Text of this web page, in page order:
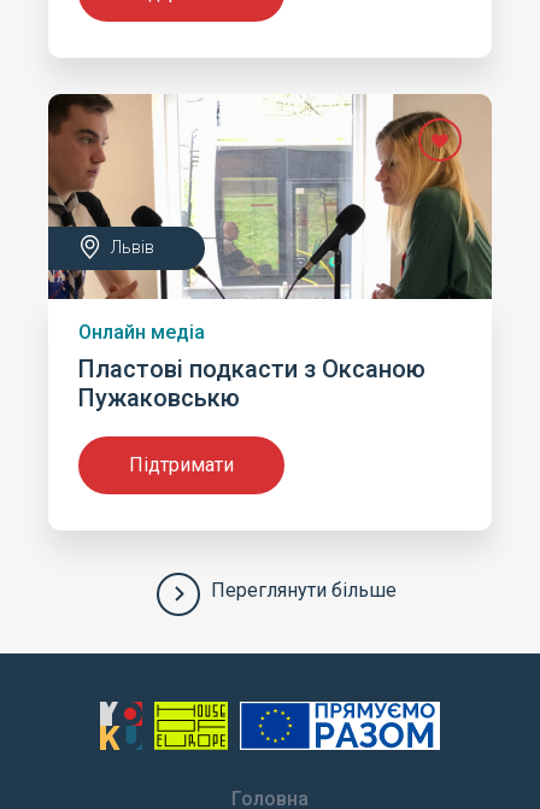
Львів
Онлайн медіа
Пластові подкасти з Оксаною
Пужаковськю
Підтримати
Переглянути більше
Головна